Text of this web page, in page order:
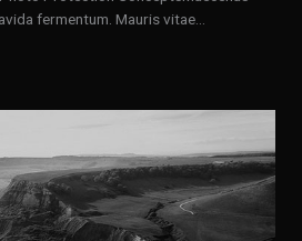
fermentum. Mauris vitae…